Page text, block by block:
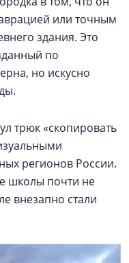
или точным
здания. Это
по
но искусно
трюк «скопировать
регионов России.
школы почти не
внезапно стали